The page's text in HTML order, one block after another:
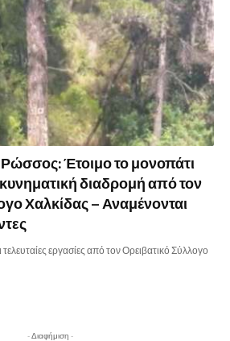
Έτοιμο το μονοπάτι
διαδρομή από τον
Χαλκίδας – Αναμένονται
εργασίες από τον Ορειβατικό Σύλλογο
- Διαφήμιση -